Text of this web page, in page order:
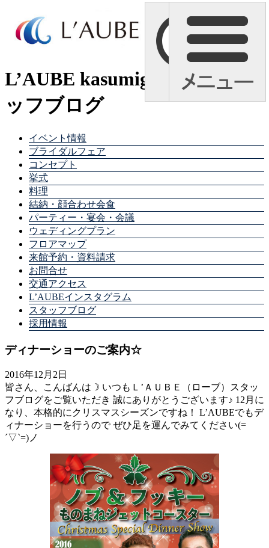
L’AUBE kasumigaura スタ
ッフブログ
イベント情報
ブライダルフェア
コンセプト
挙式
料理
結納・顔合わせ会食
パーティー・宴会・会議
ウェディングプラン
フロアマップ
来館予約・資料請求
お問合せ
交通アクセス
L’AUBEインスタグラム
スタッフブログ
採用情報
ディナーショーのご案内☆
2016年12月2日
皆さん、こんばんは☽ いつもＬ’ＡＵＢＥ（ローブ）スタッ
フブログをご覧いただき 誠にありがとうございます♪ 12月に
なり、本格的にクリスマスシーズンですね！ L’AUBEでもデ
ィナーショーを行うので ぜひ足を運んでみてください(=
´▽`=)ノ